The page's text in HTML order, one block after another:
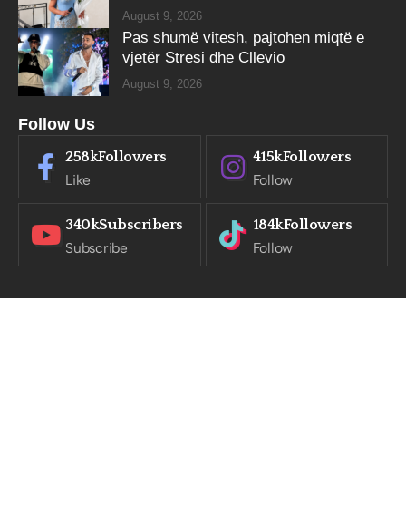
August 9, 2026
Pas shumë vitesh, pajtohen miqtë e
vjetër Stresi dhe Cllevio
August 9, 2026
Follow Us
258kFollowers
Like
415kFollowers
Follow
340kSubscribers
Subscribe
184kFollowers
Follow